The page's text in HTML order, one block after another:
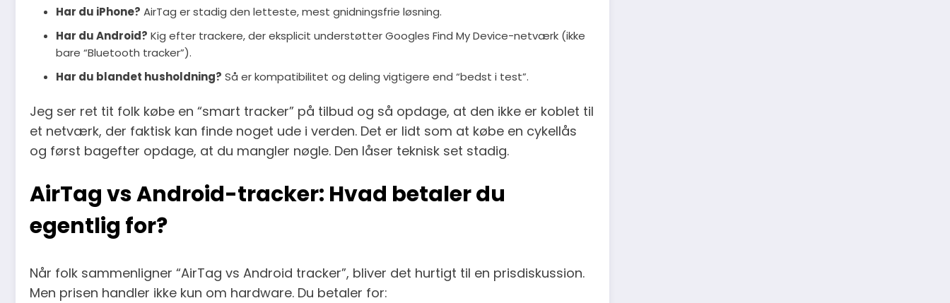
Har du iPhone? AirTag er stadig den letteste, mest gnidningsfrie løsning.
Har du Android? Kig efter trackere, der eksplicit understøtter Googles Find My Device-netværk (ikke
bare “Bluetooth tracker”).
Har du blandet husholdning? Så er kompatibilitet og deling vigtigere end “bedst i test”.
Jeg ser ret tit folk købe en “smart tracker” på tilbud og så opdage, at den ikke er koblet til
et netværk, der faktisk kan finde noget ude i verden. Det er lidt som at købe en cykellås
og først bagefter opdage, at du mangler nøgle. Den låser teknisk set stadig.
AirTag vs Android-tracker: Hvad betaler du
egentlig for?
Når folk sammenligner “AirTag vs Android tracker”, bliver det hurtigt til en prisdiskussion.
Men prisen handler ikke kun om hardware. Du betaler for: